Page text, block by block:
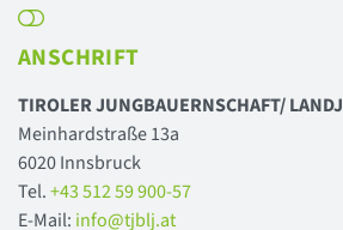
ANSCHRIFT
TIROLER JUNGBAUERNSCHAFT/
Meinhardstraße 13a
6020 Innsbruck
Tel.+43 512 59 900-57
E-Mail: info@tjblj.at